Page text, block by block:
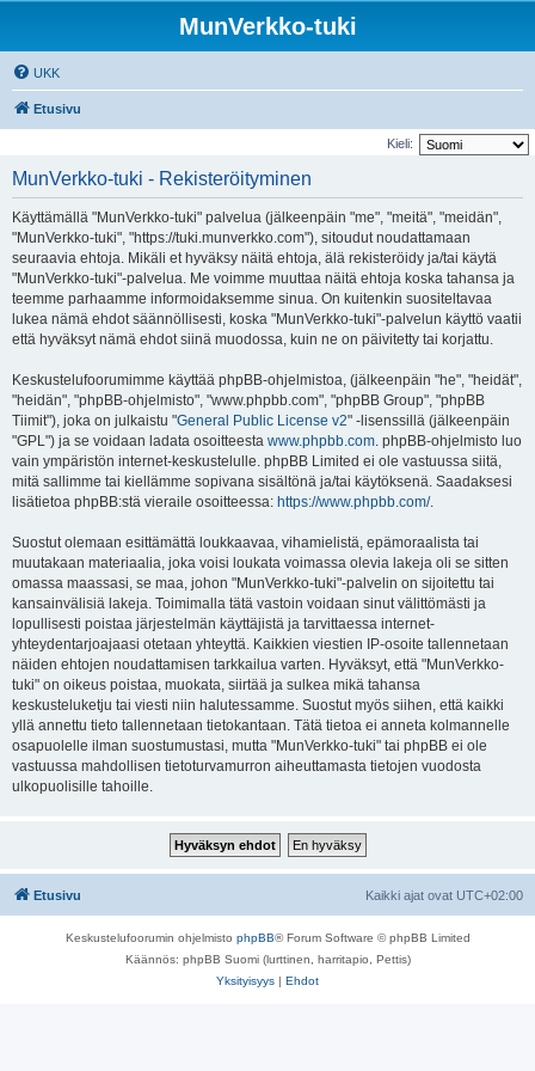
MunVerkko-tuki
UKK
Etusivu
Kieli:
MunVerkko-tuki - Rekisteröityminen
Käyttämällä "MunVerkko-tuki" palvelua (jälkeenpäin "me", "meitä", "meidän",
"MunVerkko-tuki", "https://tuki.munverkko.com"), sitoudut noudattamaan
seuraavia ehtoja. Mikäli et hyväksy näitä ehtoja, älä rekisteröidy ja/tai käytä
"MunVerkko-tuki"-palvelua. Me voimme muuttaa näitä ehtoja koska tahansa ja
teemme parhaamme informoidaksemme sinua. On kuitenkin suositeltavaa
lukea nämä ehdot säännöllisesti, koska "MunVerkko-tuki"-palvelun käyttö vaatii
että hyväksyt nämä ehdot siinä muodossa, kuin ne on päivitetty tai korjattu.
Keskustelufoorumimme käyttää phpBB-ohjelmistoa, (jälkeenpäin "he", "heidät",
"heidän", "phpBB-ohjelmisto", "www.phpbb.com", "phpBB Group", "phpBB
Tiimit"), joka on julkaistu "General Public License v2" -lisenssillä (jälkeenpäin
"GPL") ja se voidaan ladata osoitteesta www.phpbb.com. phpBB-ohjelmisto luo
vain ympäristön internet-keskustelulle. phpBB Limited ei ole vastuussa siitä,
mitä sallimme tai kiellämme sopivana sisältönä ja/tai käytöksenä. Saadaksesi
lisätietoa phpBB:stä vieraile osoitteessa: https://www.phpbb.com/.
Suostut olemaan esittämättä loukkaavaa, vihamielistä, epämoraalista tai
muutakaan materiaalia, joka voisi loukata voimassa olevia lakeja oli se sitten
omassa maassasi, se maa, johon "MunVerkko-tuki"-palvelin on sijoitettu tai
kansainvälisiä lakeja. Toimimalla tätä vastoin voidaan sinut välittömästi ja
lopullisesti poistaa järjestelmän käyttäjistä ja tarvittaessa internet-
yhteydentarjoajaasi otetaan yhteyttä. Kaikkien viestien IP-osoite tallennetaan
näiden ehtojen noudattamisen tarkkailua varten. Hyväksyt, että "MunVerkko-
tuki" on oikeus poistaa, muokata, siirtää ja sulkea mikä tahansa
keskusteluketju tai viesti niin halutessamme. Suostut myös siihen, että kaikki
yllä annettu tieto tallennetaan tietokantaan. Tätä tietoa ei anneta kolmannelle
osapuolelle ilman suostumustasi, mutta "MunVerkko-tuki" tai phpBB ei ole
vastuussa mahdollisen tietoturvamurron aiheuttamasta tietojen vuodosta
ulkopuolisille tahoille.
Etusivu Kaikki ajat ovat UTC+02:00
Keskustelufoorumin ohjelmisto phpBB® Forum Software © phpBB Limited
Käännös: phpBB Suomi (lurttinen, harritapio, Pettis)
Yksityisyys | Ehdot